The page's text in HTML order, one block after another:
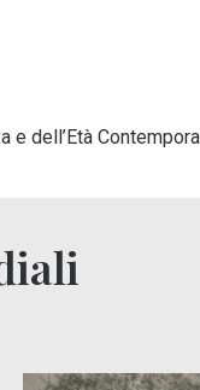
dell’Età